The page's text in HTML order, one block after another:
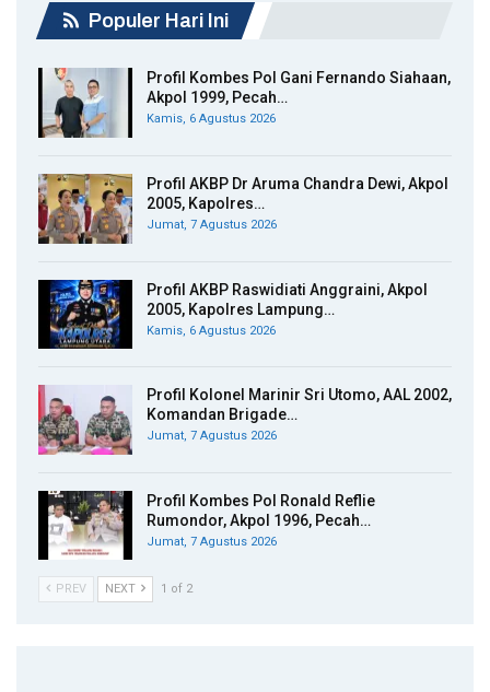
Populer Hari Ini
Profil Kombes Pol Gani Fernando Siahaan,
Akpol 1999, Pecah…
Kamis, 6 Agustus 2026
Profil AKBP Dr Aruma Chandra Dewi, Akpol
2005, Kapolres…
Jumat, 7 Agustus 2026
Profil AKBP Raswidiati Anggraini, Akpol
2005, Kapolres Lampung…
Kamis, 6 Agustus 2026
Profil Kolonel Marinir Sri Utomo, AAL 2002,
Komandan Brigade…
Jumat, 7 Agustus 2026
Profil Kombes Pol Ronald Reflie
Rumondor, Akpol 1996, Pecah…
Jumat, 7 Agustus 2026
PREV NEXT 1 of 2